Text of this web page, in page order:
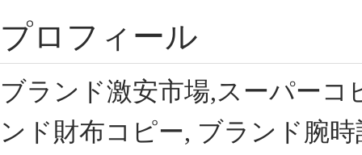
プロフィール
ブランド激安市場,スーパー
ンド財布コピー, ブランド腕